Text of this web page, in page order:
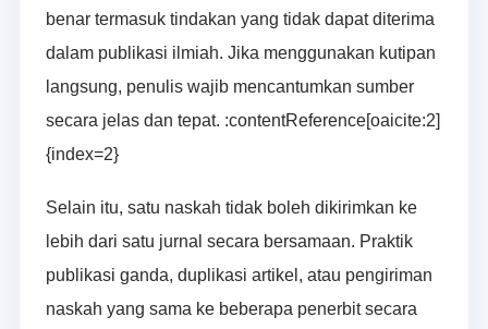
benar termasuk tindakan yang tidak dapat diterima
dalam publikasi ilmiah. Jika menggunakan kutipan
langsung, penulis wajib mencantumkan sumber
secara jelas dan tepat. :contentReference[oaicite:2]
{index=2}
Selain itu, satu naskah tidak boleh dikirimkan ke
lebih dari satu jurnal secara bersamaan. Praktik
publikasi ganda, duplikasi artikel, atau pengiriman
naskah yang sama ke beberapa penerbit secara